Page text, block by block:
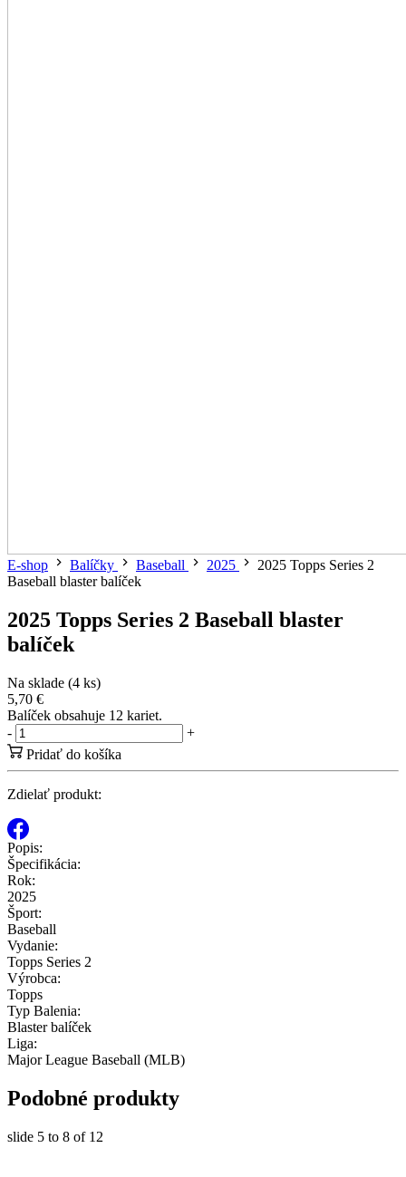
E-shop Balíčky Baseball 2025
2025 Topps Series 2
Baseball blaster balíček
2025 Topps Series 2 Baseball blaster
balíček
Na sklade (4 ks)
5,70 €
Balíček obsahuje 12 kariet.
-
+
Pridať do košíka
Zdielať produkt:
Popis:
Špecifikácia:
Rok:
2025
Šport:
Baseball
Vydanie:
Topps Series 2
Výrobca:
Topps
Typ Balenia:
Blaster balíček
Liga:
Major League Baseball (MLB)
Podobné produkty
slide 5 to 8 of 12